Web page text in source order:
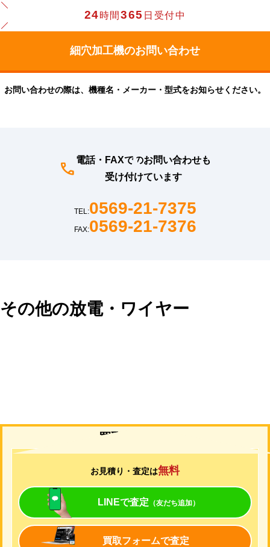
24時間365 日受付中
お問い合わせの際は、機種名・メーカー・型式をお知らせください。
電話・FAXでのお問い合わせも
受け付けています
TEL:0569-21-7375
FAX:0569-21-7376
その他の放電・ワイヤー
買取について
お見積り・査定は無料
LINEで査定 （友だち追加）
買取フォームで査定